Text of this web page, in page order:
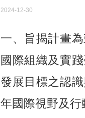
2024-12-30
一、旨揭計畫
國際組織及實
發展目標之認
年國際視野及